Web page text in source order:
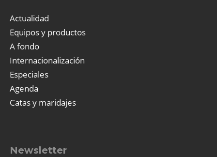
Actualidad
Equipos y productos
A fondo
Internacionalización
Especiales
Agenda
Catas y maridajes
Newsletter